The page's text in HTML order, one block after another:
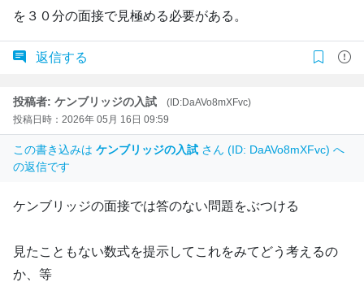
を３０分の面接で見極める必要がある。
返信する
投稿者: ケンブリッジの入試
(ID:DaAVo8mXFvc)
投稿日時：2026年 05月 16日 09:59
この書き込みは ケンブリッジの入試 さん (ID: DaAVo8mXFvc) へ
の返信です
ケンブリッジの面接では答のない問題をぶつける
見たこともない数式を提示してこれをみてどう考えるの
か、等